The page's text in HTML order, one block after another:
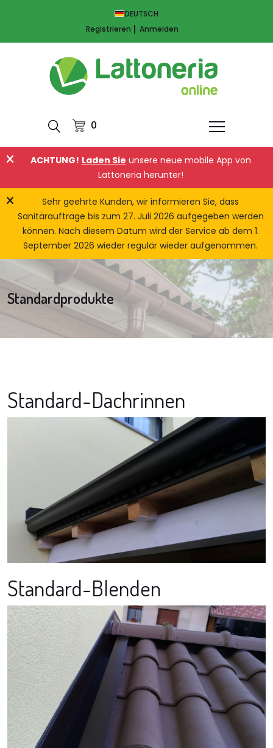
DEUTSCH
Registrieren
Anmelden
0
ACHTUNG! Laden Sie unsere neue mobile App von
Lattoneria herunter!
Sehr geehrte Kunden, wir informieren Sie, dass
Sanitäraufträge bis zum 27. Juli 2026 aufgegeben werden
können. Nach diesem Datum wird der Service ab dem 1.
September 2026 wieder regulär wieder aufgenommen.
Standardprodukte
Standard-Dachrinnen
Standard-Blenden